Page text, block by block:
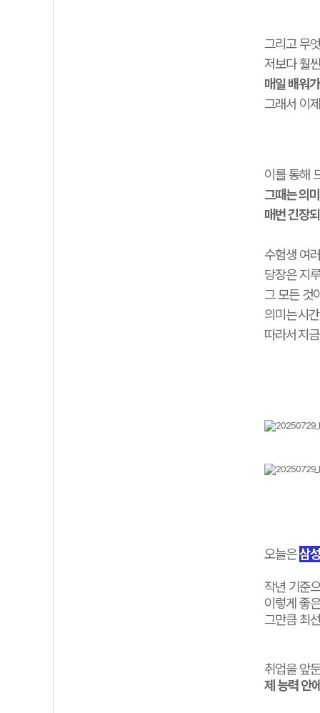
그리고 무
저보다 훨
매일 배워
그래서 이
이를 통해
그때는 의
매번 긴장
수험생 여
당장은 지
그 모든 것
의미는시
따라서지
오늘은삼
작년 기준
이렇게 좋
그만큼 최
취업을 앞
제 능력 안